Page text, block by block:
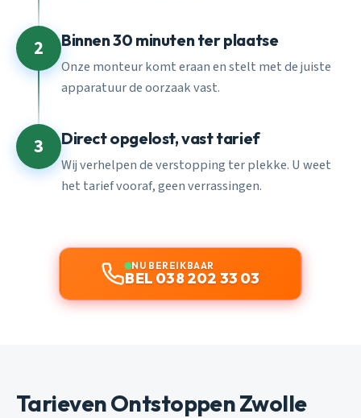
2 Binnen 30 minuten ter plaatse
Onze monteur komt eraan en stelt met de juiste
apparatuur de oorzaak vast.
3 Direct opgelost, vast tarief
Wij verhelpen de verstopping ter plekke. U weet
het tarief vooraf, geen verrassingen.
NU BEREIKBAAR
BEL 038 202 33 03
Tarieven Ontstoppen Zwolle